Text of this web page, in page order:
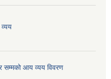
आय व्यय विवरण